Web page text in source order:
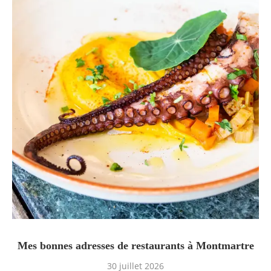
Mes bonnes adresses de restaurants à Montmartre
30 juillet 2026